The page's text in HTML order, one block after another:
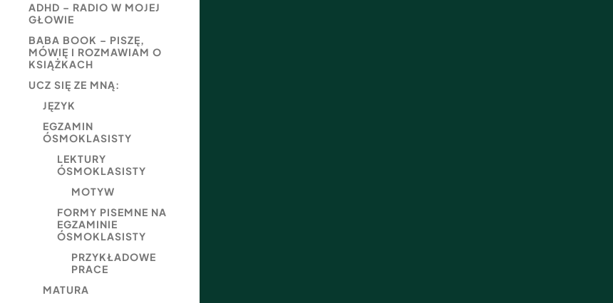
ADHD – RADIO W MOJEJ
GŁOWIE
BABA BOOK – PISZĘ,
MÓWIĘ I ROZMAWIAM O
KSIĄŻKACH
UCZ SIĘ ZE MNĄ:
JĘZYK
EGZAMIN
ÓSMOKLASISTY
LEKTURY
ÓSMOKLASISTY
MOTYW
FORMY PISEMNE NA
EGZAMINIE
ÓSMOKLASISTY
PRZYKŁADOWE
PRACE
MATURA